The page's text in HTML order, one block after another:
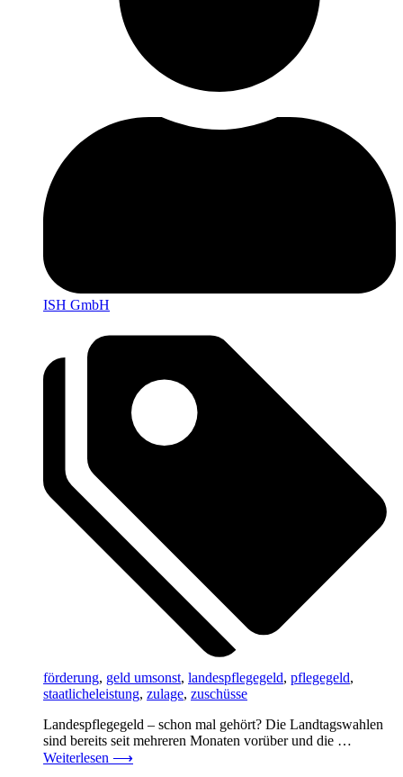
ISH GmbH
förderung, geld umsonst, landespflegegeld, pflegegeld,
staatlicheleistung, zulage, zuschüsse
Landespflegegeld – schon mal gehört? Die Landtagswahlen
sind bereits seit mehreren Monaten vorüber und die …
Weiterlesen ⟶